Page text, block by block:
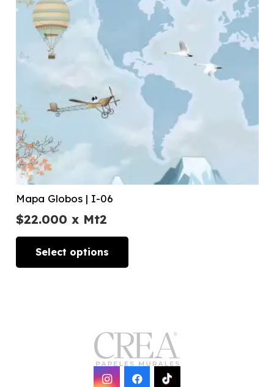
Mapa Globos | I-06
$22.000 x Mt2
Select options